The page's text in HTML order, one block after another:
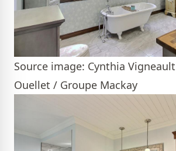
Source image: Cynthia
Ouellet / Groupe Mackay